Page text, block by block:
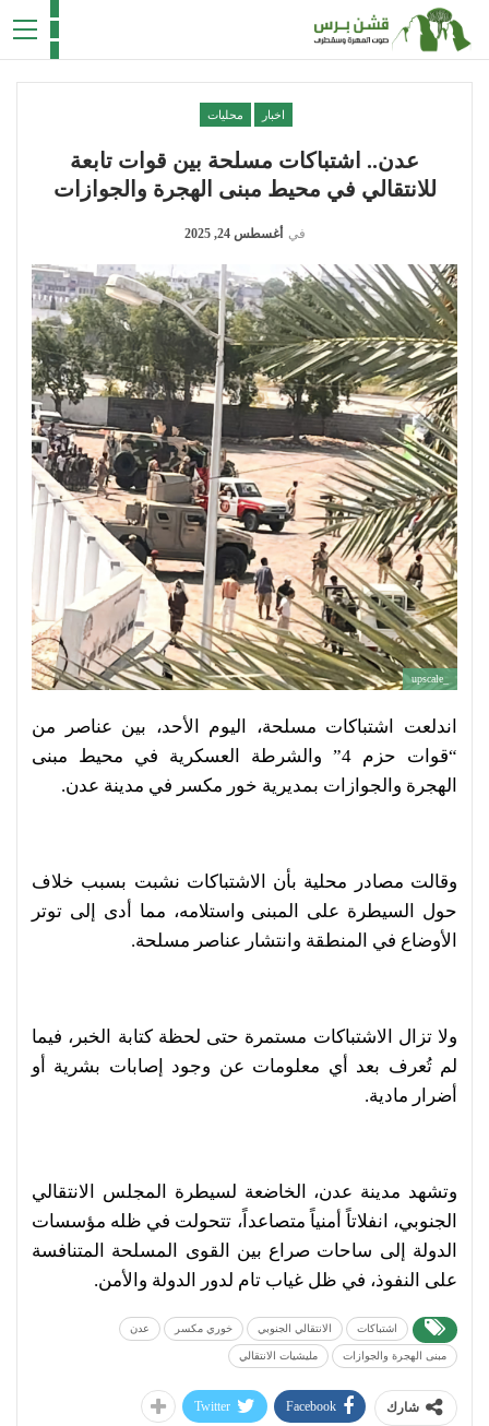
اخبار محليات
عدن.. اشتباكات مسلحة بين قوات تابعة
للانتقالي في محيط مبنى الهجرة والجوازات
في أغسطس 24, 2025
اندلعت اشتباكات مسلحة، اليوم الأحد، بين عناصر من
“قوات حزم 4” والشرطة العسكرية في محيط مبنى
الهجرة والجوازات بمديرية خور مكسر في مدينة عدن.
وقالت مصادر محلية بأن الاشتباكات نشبت بسبب خلاف
حول السيطرة على المبنى واستلامه، مما أدى إلى توتر
الأوضاع في المنطقة وانتشار عناصر مسلحة.
ولا تزال الاشتباكات مستمرة حتى لحظة كتابة الخبر، فيما
لم تُعرف بعد أي معلومات عن وجود إصابات بشرية أو
أضرار مادية.
وتشهد مدينة عدن، الخاضعة لسيطرة المجلس الانتقالي
الجنوبي، انفلاتاً أمنياً متصاعداً، تتحولت في ظله مؤسسات
الدولة إلى ساحات صراع بين القوى المسلحة المتنافسة
على النفوذ، في ظل غياب تام لدور الدولة والأمن.
اشتباكات الانتقالي الجنوبي خوري مكسر عدن
مبنى الهجرة والجوازات مليشيات الانتقالي
شارك Facebook
Twitter